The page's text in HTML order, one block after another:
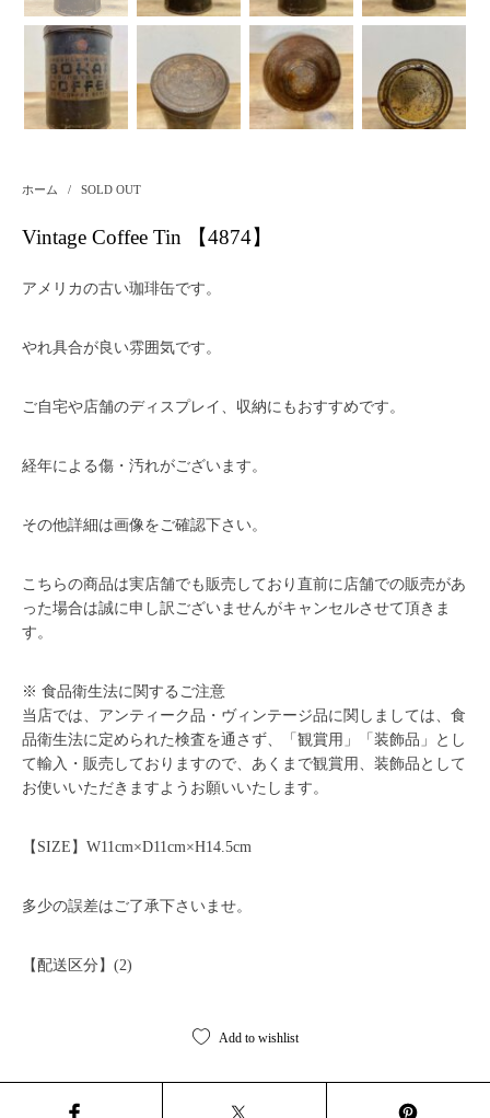
ホーム / SOLD OUT
Vintage Coffee Tin 【4874】
アメリカの古い珈琲缶です。
やれ具合が良い雰囲気です。
ご自宅や店舗のディスプレイ、収納にもおすすめです。
経年による傷・汚れがございます。
その他詳細は画像をご確認下さい。
こちらの商品は実店舗でも販売しており直前に店舗での販売があ
った場合は誠に申し訳ございませんがキャンセルさせて頂きま
す。
※ 食品衛生法に関するご注意
当店では、アンティーク品・ヴィンテージ品に関しましては、食
品衛生法に定められた検査を通さず、「観賞用」「装飾品」とし
て輸入・販売しておりますので、あくまで観賞用、装飾品として
お使いいただきますようお願いいたします。
【SIZE】W11cm×D11cm×H14.5cm
多少の誤差はご了承下さいませ。
【配送区分】(2)
Add to wishlist